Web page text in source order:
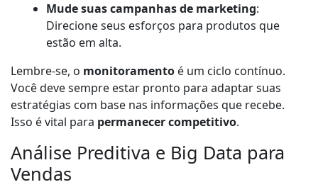
Mude suas campanhas de marketing:
Direcione seus esforços para produtos que
estão em alta.
Lembre-se, o monitoramento é um ciclo contínuo.
Você deve sempre estar pronto para adaptar suas
estratégias com base nas informações que recebe.
Isso é vital para permanecer competitivo.
Análise Preditiva e Big Data para
Vendas